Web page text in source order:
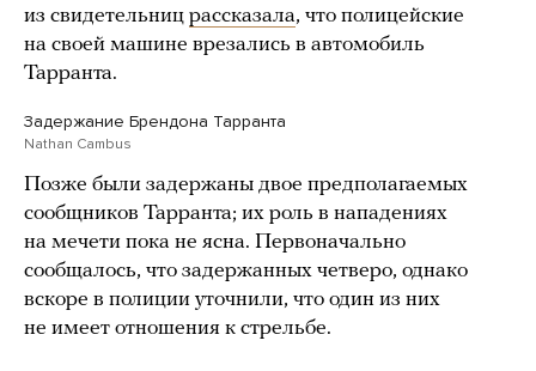
из свидетельниц рассказала, что полицейские
на своей машине врезались в автомобиль
Тарранта.
Задержание Брендона Тарранта
Nathan Cambus
Позже были задержаны двое предполагаемых
сообщников Тарранта; их роль в нападениях
на мечети пока не ясна. Первоначально
сообщалось, что задержанных четверо, однако
вскоре в полиции уточнили, что один из них
не имеет отношения к стрельбе.